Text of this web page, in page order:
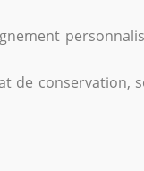
de conservation,